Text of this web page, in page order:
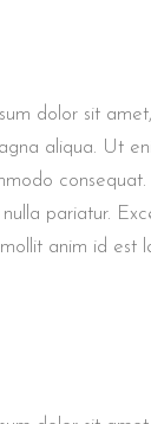
dolor sit
aliqua. Ut
consequat.
pariatur.
anim id est